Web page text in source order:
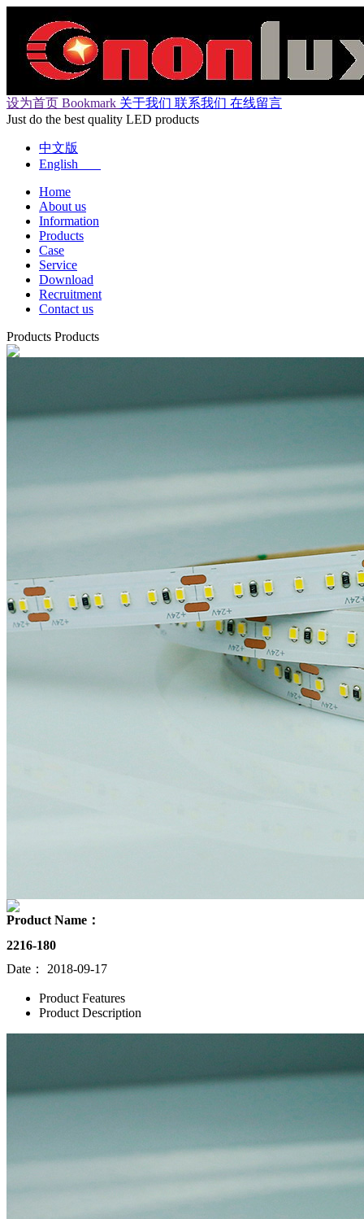
设为首页 Bookmark 关于我们 联系我们 在线留言
Just do the best quality LED products
中文版
English
Home
About us
Information
Products
Case
Service
Download
Recruitment
Contact us
Products Products
Product Name：
2216-180
Date： 2018-09-17
Product Features
Product Description